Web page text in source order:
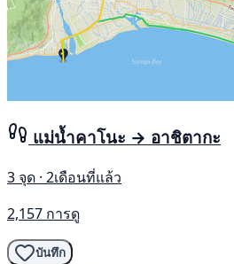
แม่น้ำคาโนะ → อาชิตากะ
3 จุด · 2เดือนที่แล้ว
2,157 การดู
บันทึก